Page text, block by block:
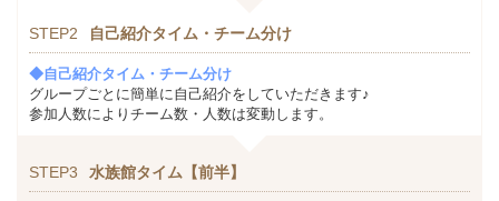
STEP2 自己紹介タイム・チーム分け
◆自己紹介タイム・チーム分け
グループごとに簡単に自己紹介をしていただきます♪
参加人数によりチーム数・人数は変動します。
STEP3 水族館タイム【前半】